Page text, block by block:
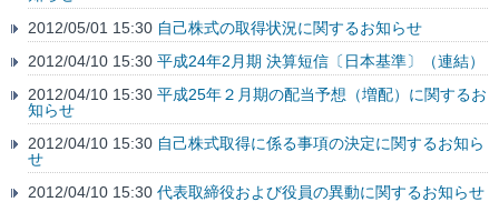
2012/05/01 15:30 自己株式の取得状況に関するお知らせ
2012/04/10 15:30 平成24年2月期 決算短信〔日本基準〕（連結）
2012/04/10 15:30 平成25年２月期の配当予想（増配）に関するお
知らせ
2012/04/10 15:30 自己株式取得に係る事項の決定に関するお知ら
せ
2012/04/10 15:30 代表取締役および役員の異動に関するお知らせ